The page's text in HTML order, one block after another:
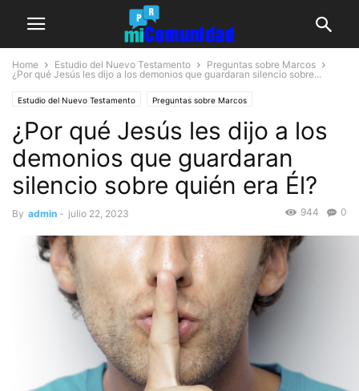
Home Estudio del Nuevo Testamento
Preguntas sobre Marcos
¿Por qué Jesús les dijo a los demonios que guardaran silencio sobre...
Estudio del Nuevo Testamento Preguntas sobre Marcos
¿Por qué Jesús les dijo a los
demonios que guardaran
silencio sobre quién era Él?
By admin - julio 22, 2023 0
944